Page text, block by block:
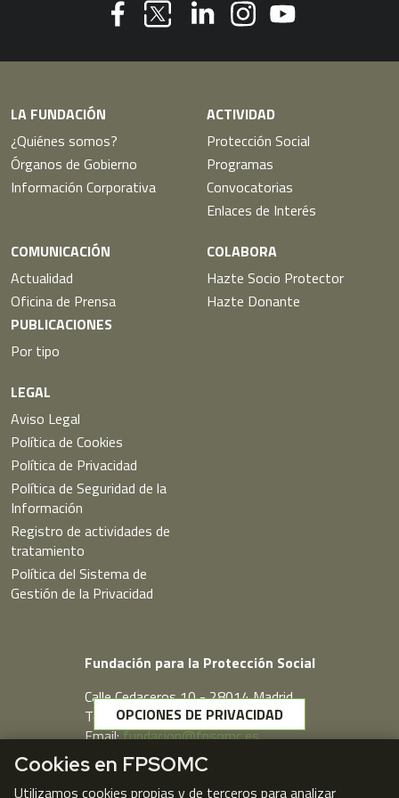
LA FUNDACIÓN
¿Quiénes somos?
Órganos de Gobierno
Información Corporativa
ACTIVIDAD
Protección Social
Programas
Convocatorias
Enlaces de Interés
COMUNICACIÓN
Actualidad
Oficina de Prensa
PUBLICACIONES
Por tipo
COLABORA
Hazte Socio Protector
Hazte Donante
LEGAL
Aviso Legal
Política de Cookies
Política de Privacidad
Política de Seguridad de la
Información
Registro de actividades de
tratamiento
Política del Sistema de
Gestión de la Privacidad
Fundación para la Protección Social
Calle Cedaceros,10 - 28014 Madrid
Telf. 91 431 77 80
Email:fundacion@fpsomc.es
Webmail
OPCIONES DE PRIVACIDAD
Cookies en FPSOMC
Utilizamos cookies propias y de terceros para analizar